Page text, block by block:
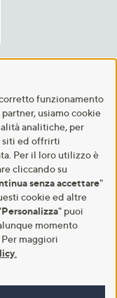
funzionamento
usiamo cookie
analitiche, per
siti ed offrirti
Per il loro utilizzo è
cliccando su
senza accettare"
cookie ed altre
Personalizza" puoi
momento
maggiori